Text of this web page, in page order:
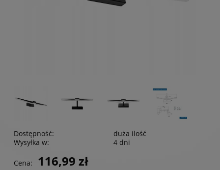
Dostępność:
duża ilość
Wysyłka w:
4 dni
Cena: 116,99 zł